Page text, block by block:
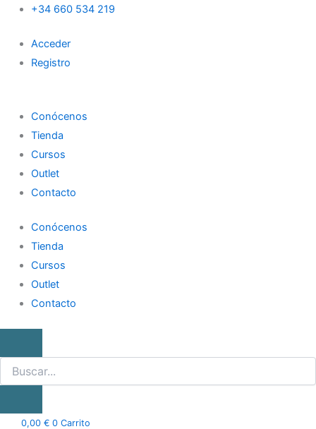
contenido
+34 660 534 219
Acceder
Registro
Conócenos
Tienda
Cursos
Outlet
Contacto
Conócenos
Tienda
Cursos
Outlet
Contacto
Search
0,00 € 0 Carrito
Esmalte